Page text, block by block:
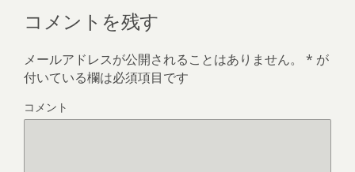
コメントを残す
メールアドレスが公開されることはありません。 * が
付いている欄は必須項目です
コメント